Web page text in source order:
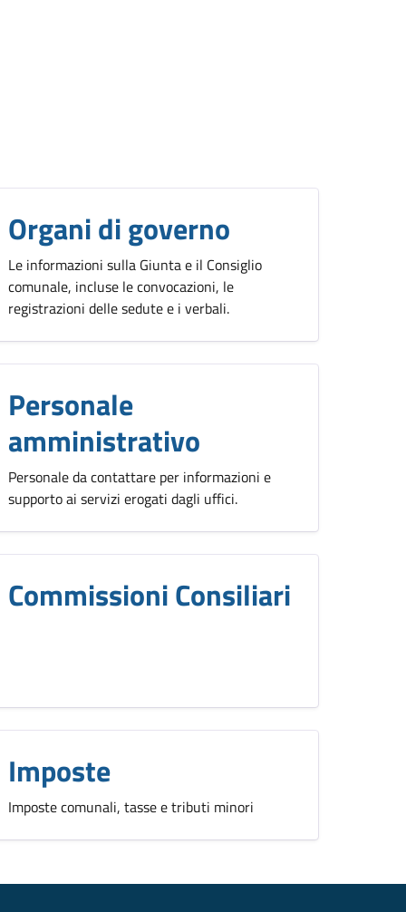
Organi di governo
Le informazioni sulla Giunta e il Consiglio
comunale, incluse le convocazioni, le
registrazioni delle sedute e i verbali.
Personale
amministrativo
Personale da contattare per informazioni e
supporto ai servizi erogati dagli uffici.
Commissioni Consiliari
Imposte
Imposte comunali, tasse e tributi minori